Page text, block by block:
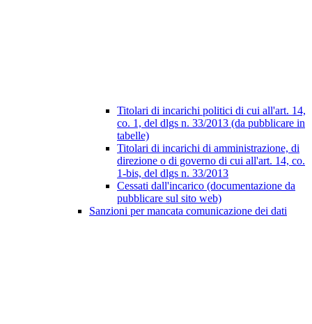
Titolari di incarichi politici di cui all'art. 14,
co. 1, del dlgs n. 33/2013 (da pubblicare in
tabelle)
Titolari di incarichi di amministrazione, di
direzione o di governo di cui all'art. 14, co.
1-bis, del dlgs n. 33/2013
Cessati dall'incarico (documentazione da
pubblicare sul sito web)
Sanzioni per mancata comunicazione dei dati